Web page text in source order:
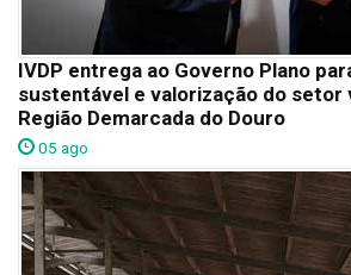
IVDP entrega ao Governo Plano
sustentável e valorização do setor
Região Demarcada do Douro
05 ago